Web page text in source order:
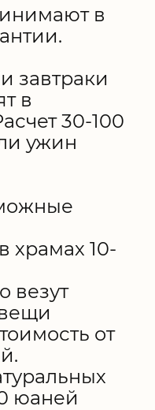
в
завтраки
в
30-100
ужин
храмах 10-
везут
от
юаней